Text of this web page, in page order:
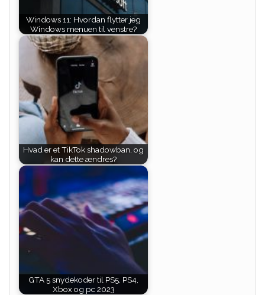
Windows 11: Hvordan flytter jeg
Windows menuen til venstre?
Hvad er et TikTok shadowban, og
kan dette ændres?
GTA 5 snydekoder til PS5, PS4,
Xbox og pc 2023